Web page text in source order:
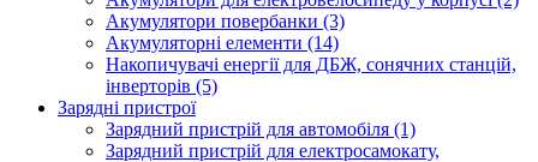
Акумулятори повербанки (3)
Акумуляторні елементи (14)
Накопичувачі енергії для ДБЖ, сонячних станцій,
інверторів (5)
Зарядні пристрої
Зарядний пристрій для автомобіля (1)
Зарядний пристрій для електросамокату,